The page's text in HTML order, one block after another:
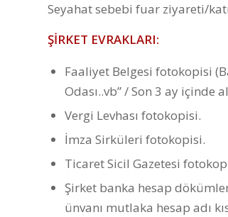
Seyahat sebebi fuar ziyareti/
ŞİRKET EVRAKLARI:
Faaliyet Belgesi fotokopisi
Odası..vb” / Son 3 ay içinde
Vergi Levhası fotokopisi.
İmza Sirküleri fotokopisi.
Ticaret Sicil Gazetesi
Şirket banka hesap
ünvanı mutlaka hesap adı